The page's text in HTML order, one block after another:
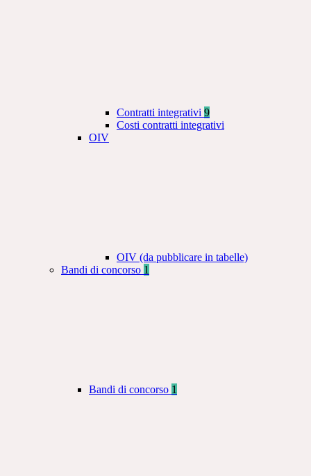
Contratti integrativi 9
Costi contratti integrativi
OIV
OIV (da pubblicare in tabelle)
Bandi di concorso 1
Bandi di concorso 1